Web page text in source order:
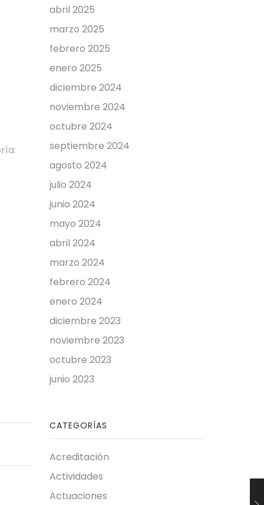
abril 2025
marzo 2025
febrero 2025
enero 2025
diciembre 2024
noviembre 2024
octubre 2024
septiembre 2024
agosto 2024
julio 2024
junio 2024
mayo 2024
abril 2024
marzo 2024
febrero 2024
enero 2024
diciembre 2023
noviembre 2023
octubre 2023
junio 2023
CATEGORÍAS
Acreditación
Actividades
Actuaciones